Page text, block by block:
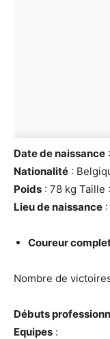
Date de naissance
Nationalité :
Poids : 78 kg Taille
Lieu de naissance
Coureur
Nombre de
Débuts
Equipes :